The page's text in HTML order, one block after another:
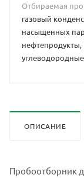
Отбираемая
газовый
насыщенных
ОПИСАНИЕ
Пробоотборник